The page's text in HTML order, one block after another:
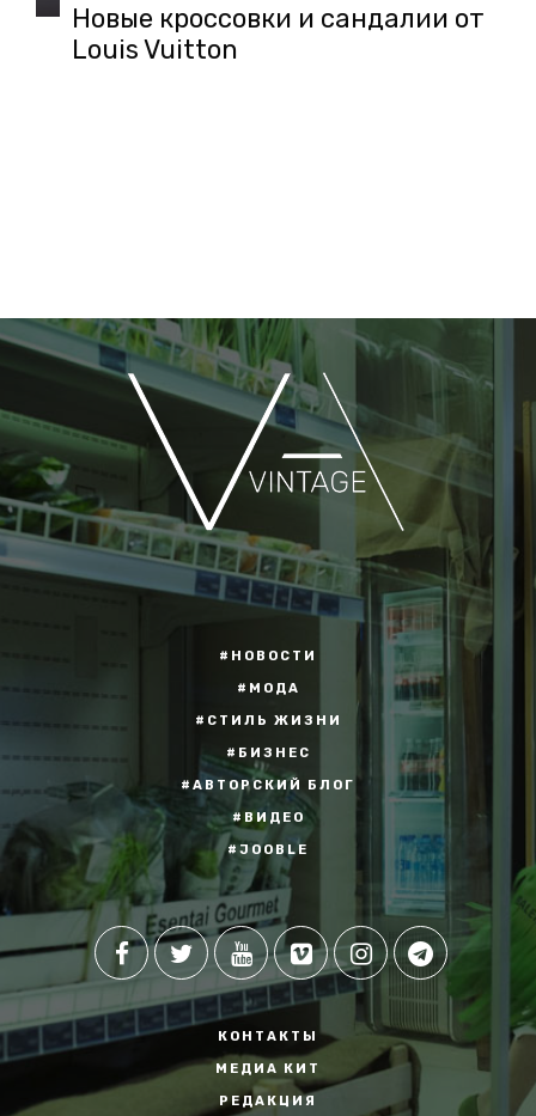
Новые кроссовки и сандалии от
Louis Vuitton
#НОВОСТИ
#МОДА
#СТИЛЬ ЖИЗНИ
#БИЗНЕС
#АВТОРСКИЙ БЛОГ
#ВИДЕО
#JOOBLE
КОНТАКТЫ
МЕДИА КИТ
РЕДАКЦИЯ